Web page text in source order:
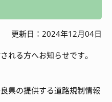
更新日：2024年12月04日
れる方へお知らせです。
県の提供する道路規制情報